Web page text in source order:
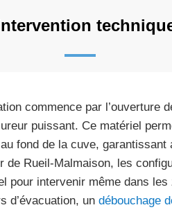
commence par l’ouverture
puissant. Ce matériel
fond de la cuve,
de Rueil-Malmaison, les
pour intervenir même dans
d’évacuation, un débouchage